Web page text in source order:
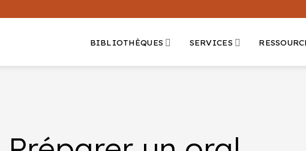
BIBLIOTHÈQUES SERVICES